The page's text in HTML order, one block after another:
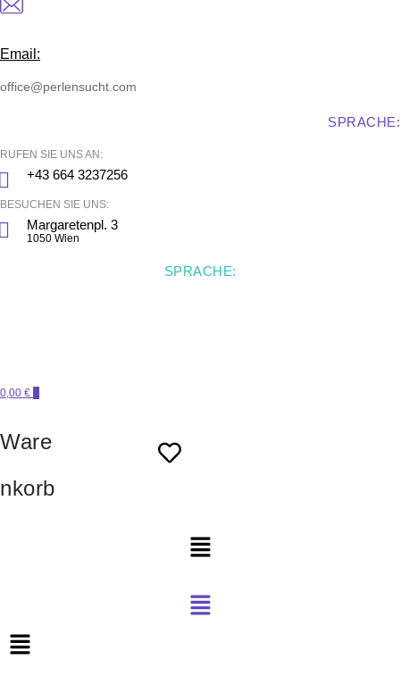
Email:
office@perlensucht.com
SPRACHE:
RUFEN SIE UNS AN:
+43 664 3237256
BESUCHEN SIE UNS:
Margaretenpl. 3
1050 Wien
SPRACHE:
0,00 €
Ware
nkorb
Menü
Menü